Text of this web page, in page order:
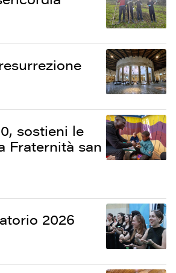
sostieni le
Fraternità san
2026